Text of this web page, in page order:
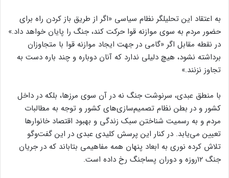
به اعتقاد این تحلیلگر نظام سیاسی «اگر از طریق باز کردن راه برای
حضور مردم به سوی موازنه قوا حرکت کند، جنگ را پایان خواهد داد.»
در نقطه مقابل اگر «گامی در جهت ایجاد موازنه قوا با متجاوزان
برداشته نشود، هیچ دلیلی ندارد که آنان دوباره و چند باره دست به
تجاوز نزنند.»
با منطق عبدی، سرنوشت جنگ نه در آن سوی مرزها، بلکه در داخل
کشور و در بطن نظام تصمیم‌سازی‌های کشور و توجه به مطالبات
مردم و به رسمیت شناختن سبک زندگی و بهبود اقتصاد خانوارها
تعیین می‌یابد. در کنار این پرسش کلیدی عبدی در این گفت‌وگو
تلاش کرده نوری به ابعاد پنهان همه مفاهیمی بتاباند که در جریان
جنگ ۱۲روزه و دوران پساجنگ رخ داده است.